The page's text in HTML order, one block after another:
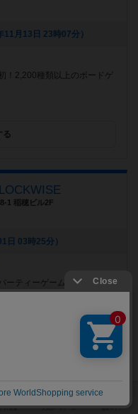
月13日 23時07分）
！2,200種類以上のボードゲ
る
1 稲穂ビル2F
日 03時25分）
ーティーゲームから、本格
うボードゲームカフェです。
矢向店
鶴見区矢向5－8－42